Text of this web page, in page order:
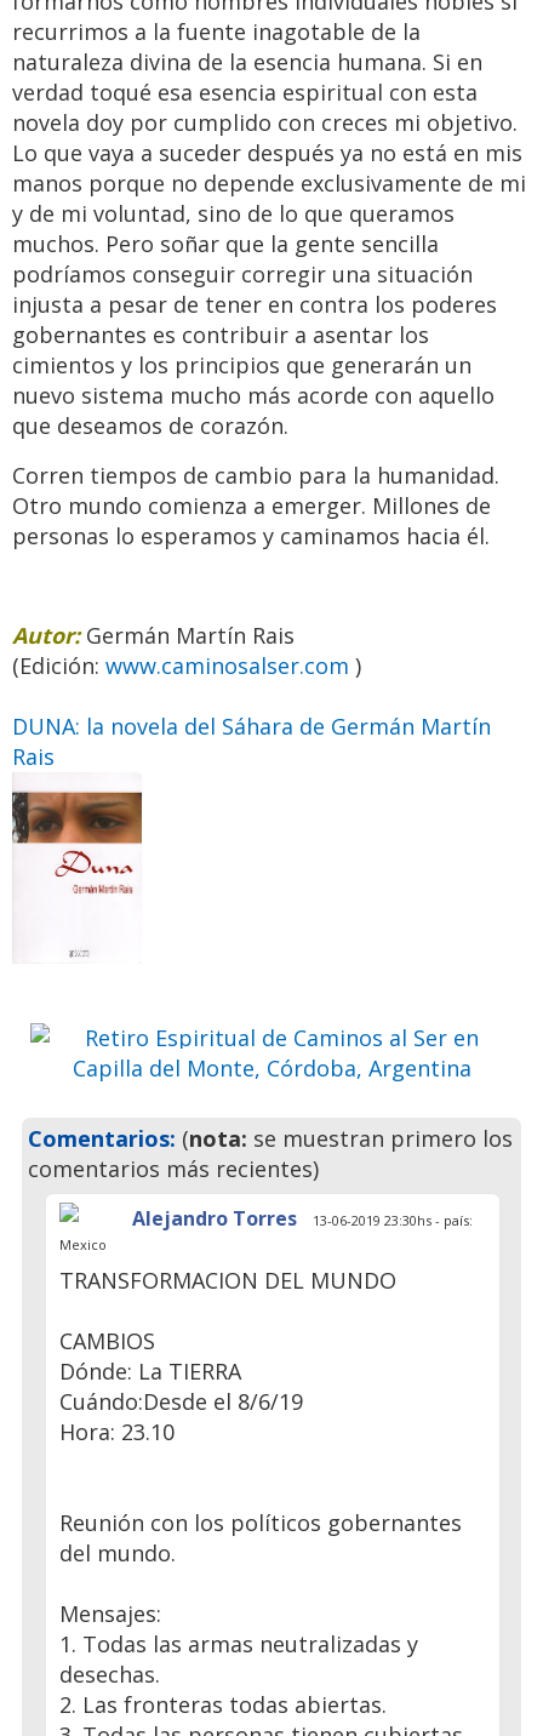
recurrimos a la fuente inagotable de la
naturaleza divina de la esencia humana. Si en
verdad toqué esa esencia espiritual con esta
novela doy por cumplido con creces mi objetivo.
Lo que vaya a suceder después ya no está en mis
manos porque no depende exclusivamente de mi
y de mi voluntad, sino de lo que queramos
muchos. Pero soñar que la gente sencilla
podríamos conseguir corregir una situación
injusta a pesar de tener en contra los poderes
gobernantes es contribuir a asentar los
cimientos y los principios que generarán un
nuevo sistema mucho más acorde con aquello
que deseamos de corazón.
Corren tiempos de cambio para la humanidad.
Otro mundo comienza a emerger. Millones de
personas lo esperamos y caminamos hacia él.
Autor:Germán Martín Rais
(Edición: www.caminosalser.com )
DUNA: la novela del Sáhara de Germán Martín
Rais
Retiro Espiritual de Caminos al
Previo
Comentarios: (nota: se muestran primero los
comentarios más recientes)
Alejandro Torres 13-06-2019 23:30hs - país:
Mexico
TRANSFORMACION DEL MUNDO
CAMBIOS
Dónde: La TIERRA
Cuándo:Desde el 8/6/19
Hora: 23.10
Reunión con los políticos gobernantes
del mundo.
Mensajes:
1. Todas las armas neutralizadas y
desechas.
2. Las fronteras todas abiertas.